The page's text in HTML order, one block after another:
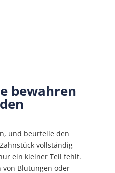
bewahren
und beurteile den
vollständig
ein kleiner Teil fehlt.
von Blutungen oder